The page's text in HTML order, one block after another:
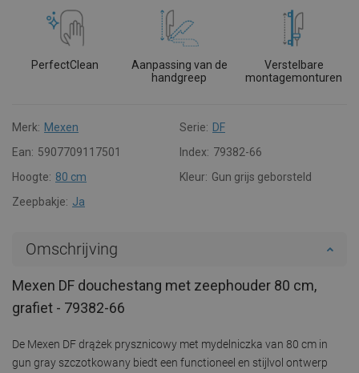
PerfectClean
Aanpassing van de
handgreep
Verstelbare
montagemonturen
Merk: Mexen Serie: DF
Ean: 5907709117501 Index: 79382-66
Hoogte: 80 cm Kleur: Gun grijs geborsteld
Zeepbakje: Ja
Omschrijving
Mexen DF douchestang met zeephouder 80 cm,
grafiet - 79382-66
De Mexen DF drążek prysznicowy met mydelniczka van 80 cm in
gun gray szczotkowany biedt een functioneel en stijlvol ontwerp